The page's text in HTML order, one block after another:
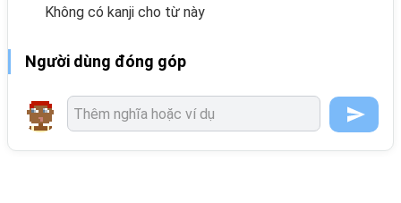
Không có kanji cho từ này
Người dùng đóng góp